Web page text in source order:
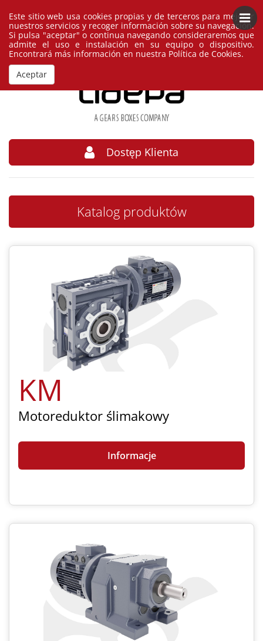
Polski España
Dostęp Klienta
Katalog produktów
KM
Motoreduktor ślimakowy
Informacje
Este sitio web usa cookies propias y de terceros para mejorar
nuestros servicios y recoger información sobre su navegación.
Si pulsa "aceptar" o continua navegando consideraremos que
admite el uso e instalación en su equipo o dispositivo.
Encontrará más información en nuestra Política de Cookies.
Aceptar